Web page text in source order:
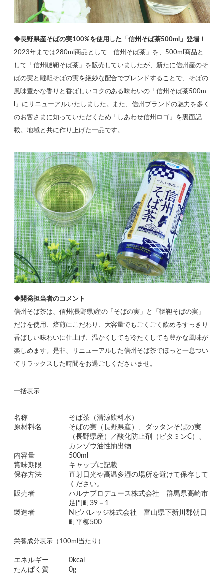
◆長野県産そばの実100%を使用した「信州そば茶500ml」登場！
2023年までは280ml商品として「信州そば茶」を、500ml商品と
して「信州韃靼そば茶」を販売していましたが、新たに信州産のそ
ばの実と韃靼そばの実を絶妙な配合でブレンドすることで、そばの
風味豊かな香りと香ばしいコクのある味わいの「信州そば茶500m
l」にリニューアルいたしました。また、信州ブランドの魅力を多く
のお客さまに知っていただくため「しあわせ信州ロゴ」を裏面記
載。地域と共に作り上げた一品です。
◆開発担当者のコメント
信州そば茶は、信州(長野県)産の「そばの実」と「韃靼そばの実」
だけを使用、焙煎にこだわり、大容量でもごくごく飲めるすっきり
香ばしい味わいに仕上げ、温かくしても冷たくしても豊かな風味が
楽しめます。是非、リニューアルした信州そば茶でほっと一息つい
てリラックスした時間をお過ごしくださいませ。
一括表示
名称
そば茶（清涼飲料水）
原材料名
そばの実（長野県産）、ダッタンそばの実
（長野県産）／酸化防止剤（ビタミンC）、
カンゾウ油性抽出物
内容量
500ml
賞味期限
キャップに記載
保存方法
直射日光や高温多湿の場所を避けて保存して
ください。
販売者
ハルナプロデュース株式会社 群馬県高崎市
足門町39－1
製造者
Nビバレッジ株式会社 富山県下新川郡朝日
町平柳500
栄養成分表示（100ml当たり）
エネルギー
0kcal
たんぱく質
0g